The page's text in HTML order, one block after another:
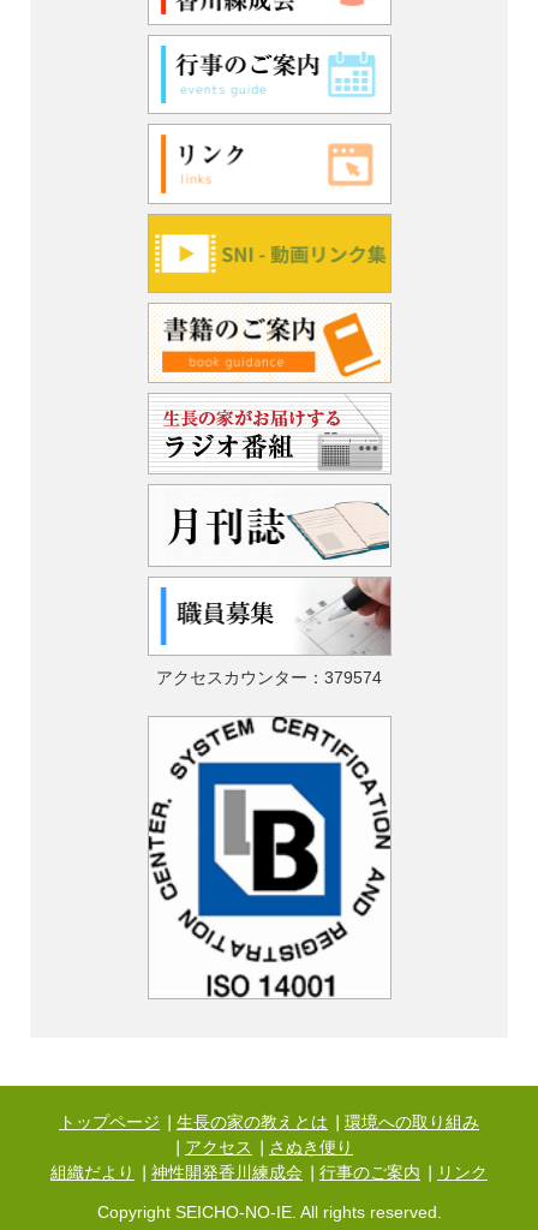
アクセスカウンター： 379574
トップページ 生長の家の教えとは
環境への取り組み
アクセス
さぬき便り
組織だより
神性開発香川練成会 行事のご案内 リンク
Copyright SEICHO-NO-IE. All rights reserved.